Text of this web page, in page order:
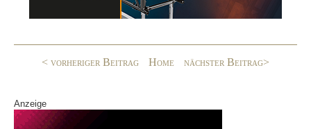
o< vorheriger Beitrag Home nächster Beitrag>
Anzeige